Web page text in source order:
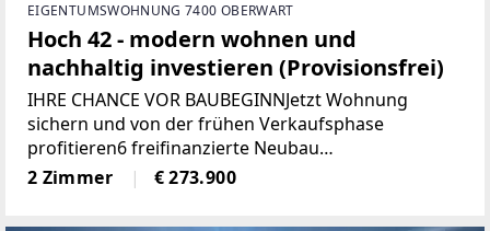
EIGENTUMSWOHNUNG 7400 OBERWART
Hoch 42 - modern wohnen und
nachhaltig investieren (Provisionsfrei)
IHRE CHANCE VOR BAUBEGINNJetzt Wohnung
sichern und von der frühen Verkaufsphase
profitieren6 freifinanzierte Neubau
EigentumswohnungenWohnungsgrößen von ca. 50
m² bis 68 m²Alle Wohnungen sind entweder mit
2 Zimmer € 273.900